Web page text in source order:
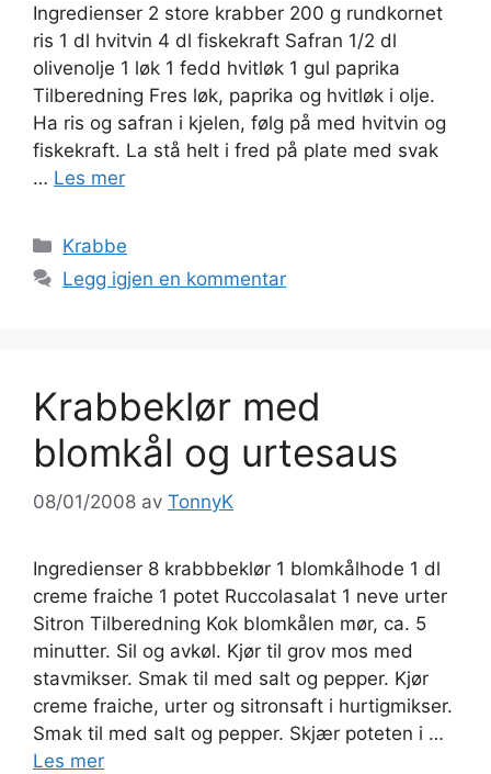
Ingredienser 2 store krabber 200 g rundkornet
ris 1 dl hvitvin 4 dl fiskekraft Safran 1/2 dl
olivenolje 1 løk 1 fedd hvitløk 1 gul paprika
Tilberedning Fres løk, paprika og hvitløk i olje.
Ha ris og safran i kjelen, følg på med hvitvin og
fiskekraft. La stå helt i fred på plate med svak
… Les mer
Kategorier
Krabbe
Legg igjen en kommentar
Krabbeklør med
blomkål og urtesaus
08/01/2008 av TonnyK
Ingredienser 8 krabbbeklør 1 blomkålhode 1 dl
creme fraiche 1 potet Ruccolasalat 1 neve urter
Sitron Tilberedning Kok blomkålen mør, ca. 5
minutter. Sil og avkøl. Kjør til grov mos med
stavmikser. Smak til med salt og pepper. Kjør
creme fraiche, urter og sitronsaft i hurtigmikser.
Smak til med salt og pepper. Skjær poteten i …
Les mer